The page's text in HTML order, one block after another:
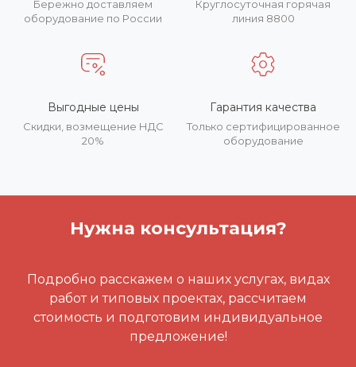
Бережно доставляем
оборудование по России
Круглосуточная горячая
линия 8800
Выгодные цены
Скидки, возмещение НДС
20%
Гарантия качества
Только сертифицированное
оборудование
Нужна консультация?
Подробно расскажем о наших услугах, видах
работ и типовых проектах, рассчитаем
стоимость и подготовим индивидуальное
предложение!